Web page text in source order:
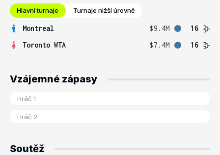
Hlavní turnaje Turnaje nižší úrovně
Montreal $9.4M
16
Toronto WTA
$7.4M 16
Vzájemné zápasy
Soutěž